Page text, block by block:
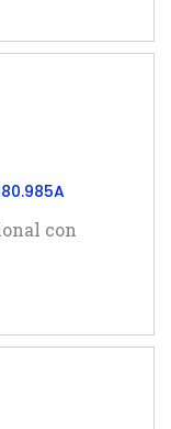
con